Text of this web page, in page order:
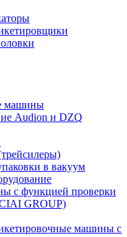
машины
Audion и DZQ
в вакуум
с функцией проверки
GROUP)
машины с